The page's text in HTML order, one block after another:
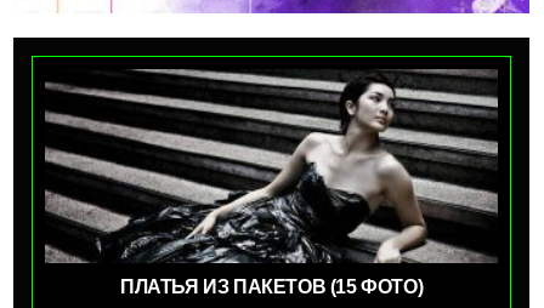
ПЛАТЬЯ ИЗ ПАКЕТОВ (15 ФОТО)